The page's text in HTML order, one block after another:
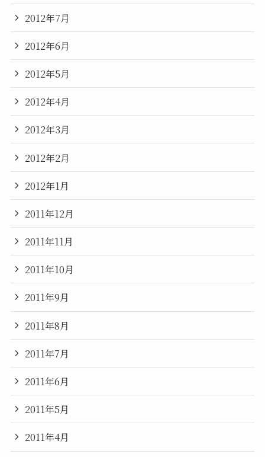
2012年7月
2012年6月
2012年5月
2012年4月
2012年3月
2012年2月
2012年1月
2011年12月
2011年11月
2011年10月
2011年9月
2011年8月
2011年7月
2011年6月
2011年5月
2011年4月